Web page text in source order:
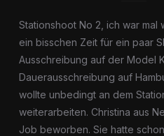
Stationshoot No 2, ich war mal
ein bisschen Zeit für ein paar
Ausschreibung auf der Model
Dauerausschreibung auf
wollte unbedingt an dem
weiterarbeiten. Christina aus
Job beworben. Sie hatte